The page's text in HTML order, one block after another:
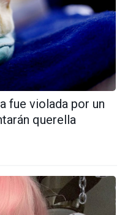
fue violada por un
querella